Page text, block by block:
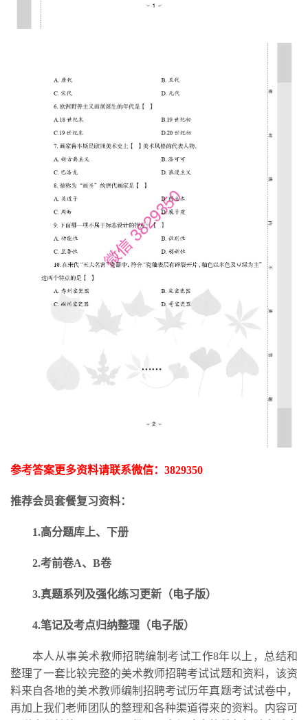
参考答案更多资料请联系微信： 3829350
推荐会员套餐复习资料：
1.高分题库上、下册
2.考前卷A、B卷
3.真题系列及强化练习更新 （电子版）
4.笔记及考点归纳整理（电子版）
本人从事美术教师招聘编制考试工作8年以上，总结和
整理了一套比较完整的美术教师招聘考试试题和资料，该资
料来自各地的美术教师编制招聘考试历年真题考试试卷中，
再加上我们老师团队的整理和各种渠道得来的资料。内容可